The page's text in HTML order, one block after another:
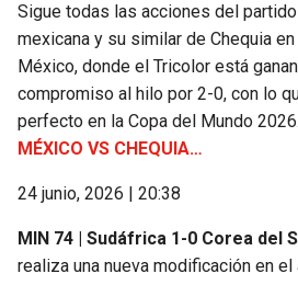
Sigue todas las acciones del
mexicana y su similar de Chequia
México, donde el Tricolor está
compromiso al hilo por 2-0, con lo
perfecto en la Copa del Mundo 2026.
MÉXICO VS CHEQUIA…
24 junio, 2026 | 20:38
MIN 74 | Sudáfrica 1-0 Corea del
realiza una nueva modificación en